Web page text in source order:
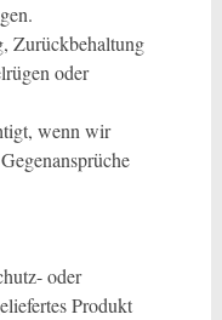
Zurückbehaltung
oder
wenn wir
oder
Produkt